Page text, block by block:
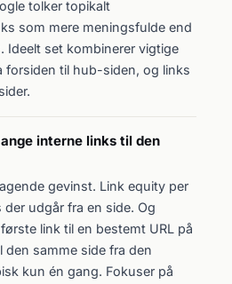
tolker topikalt
som mere meningsfulde end
Ideelt set kombinerer vigtige
forsiden til hub-siden, og links
interne links til den
gevinst. Link equity per
der udgår fra en side. Og
link til en bestemt URL på
samme side fra den
kun én gang. Fokuser på